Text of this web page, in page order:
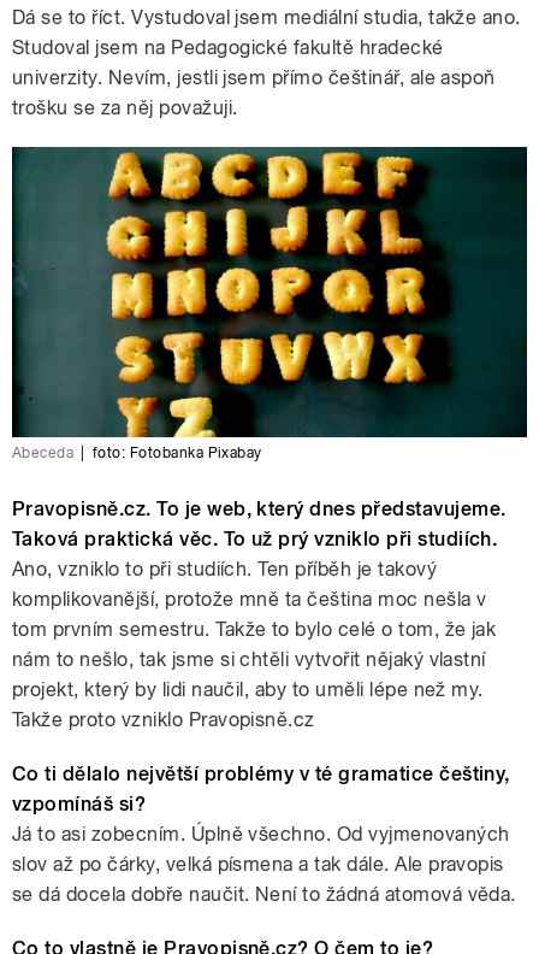
Dá se to říct. Vystudoval jsem mediální studia, takže ano.
Studoval jsem na Pedagogické fakultě hradecké
univerzity. Nevím, jestli jsem přímo češtinář, ale aspoň
trošku se za něj považuji.
Abeceda foto: Fotobanka Pixabay
Pravopisně.cz. To je web, který dnes představujeme.
Taková praktická věc. To už prý vzniklo při studiích.
Ano, vzniklo to při studiích. Ten příběh je takový
komplikovanější, protože mně ta čeština moc nešla v
tom prvním semestru. Takže to bylo celé o tom, že jak
nám to nešlo, tak jsme si chtěli vytvořit nějaký vlastní
projekt, který by lidi naučil, aby to uměli lépe než my.
Takže proto vzniklo Pravopisně.cz
Co ti dělalo největší problémy v té gramatice češtiny,
vzpomínáš si?
Já to asi zobecním. Úplně všechno. Od vyjmenovaných
slov až po čárky, velká písmena a tak dále. Ale pravopis
se dá docela dobře naučit. Není to žádná atomová věda.
Co to vlastně je Pravopisně.cz? O čem to je?